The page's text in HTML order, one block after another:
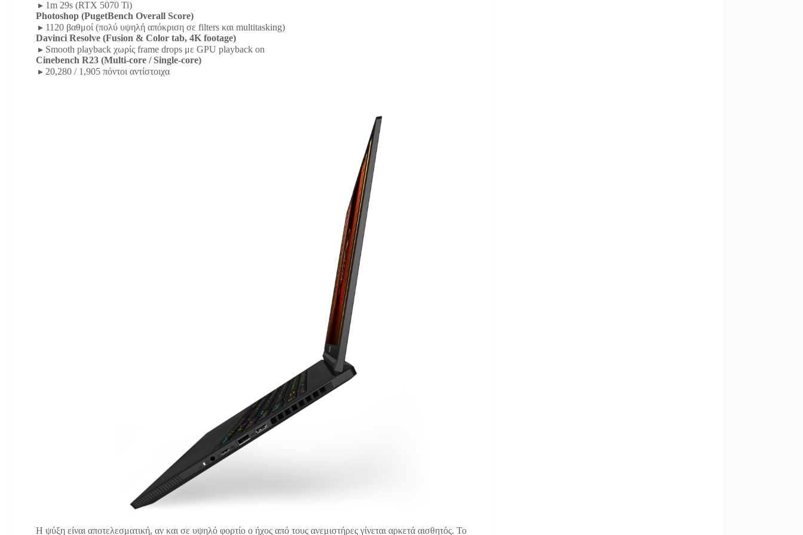
▸ 1m 29s (RTX 5070 Ti)
Photoshop (PugetBench Overall Score)
▸ 1120 βαθμοί (πολύ υψηλή απόκριση σε filters και multitasking)
Davinci Resolve (Fusion & Color tab, 4K footage)
▸ Smooth playback χωρίς frame drops με GPU playback on
Cinebench R23 (Multi-core / Single-core)
▸ 20,280 / 1,905 πόντοι αντίστοιχα
Η ψύξη είναι αποτελεσματική, αν και σε υψηλό φορτίο ο ήχος από τους ανεμιστήρες γίνεται αρκετά αισθητός. Το